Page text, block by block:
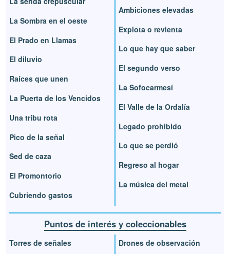
La Sombra en el oeste
El Prado en Llamas
El diluvio
Raíces que unen
La Puerta de los Vencidos
Una tribu rota
Pico de la señal
Sed de caza
El Promontorio
Cubriendo gastos
Ambiciones elevadas
Explota o revienta
Lo que hay que saber
El segundo verso
La Sofocarmesí
El Valle de la Ordalía
Legado prohibido
Lo que se perdió
Regreso al hogar
La música del metal
Puntos de interés y coleccionables
Torres de señales
Drones de observación